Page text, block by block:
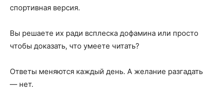
спортивная версия.
Вы решаете их ради всплеска дофамина или просто
чтобы доказать, что умеете читать?
Ответы меняются каждый день. А желание разгадать
— нет.